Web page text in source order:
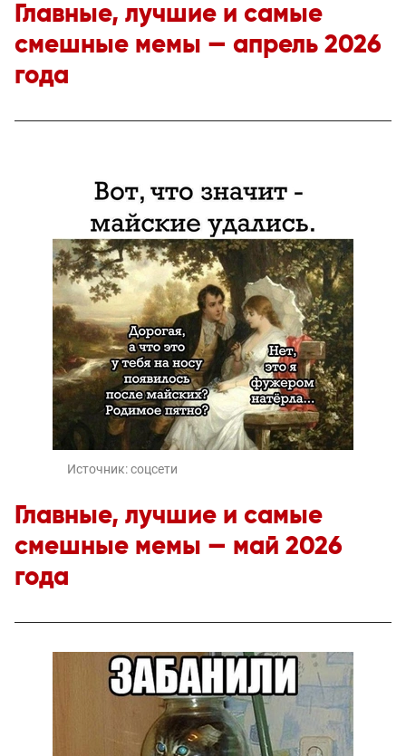
Главные, лучшие и самые
смешные мемы — апрель 2026
года
Источник:соцсети
Главные, лучшие и самые
смешные мемы — май 2026
года